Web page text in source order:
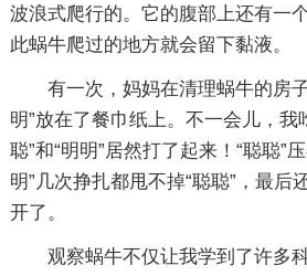
波浪式爬行的。它的腹部上还有一
此蜗牛爬过的地方就会留下黏液。
有一次，妈妈在清理蜗牛的房
明”放在了餐巾纸上。不一会儿，我
聪”和“明明”居然打了起来！“聪聪”
明”几次挣扎都甩不掉“聪聪”，最后
开了。
观察蜗牛不仅让我学到了许多